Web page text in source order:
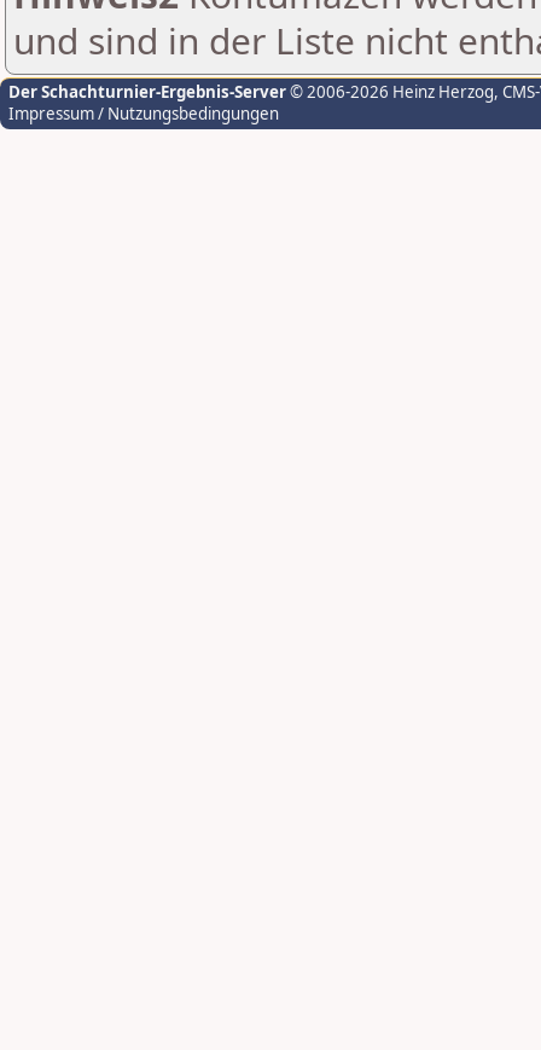
und sind in der Liste nicht
Der Schachturnier-Ergebnis-Server© 2006-2026 Heinz Herzog,
Impressum / Nutzungsbedingungen